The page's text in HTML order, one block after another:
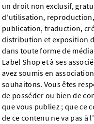
un droit non exclusif,
d'utilisation,
publication, traduction,
distribution et exposition
dans toute forme de
Label Shop et à ses
avez soumis en
souhaitons. Vous êtes
de posséder ou bien de
que vous publiez ; que ce
de ce contenu ne va pas